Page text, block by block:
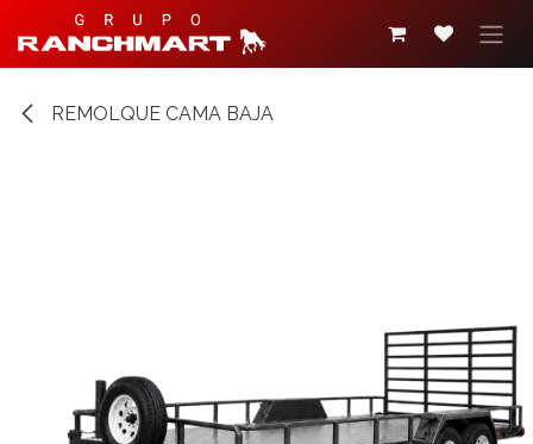
Ir al contenido
REMOLQUE CAMA BAJA